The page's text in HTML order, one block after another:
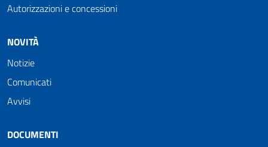
Autorizzazioni e concessioni
NOVITÀ
Notizie
Comunicati
Avvisi
DOCUMENTI